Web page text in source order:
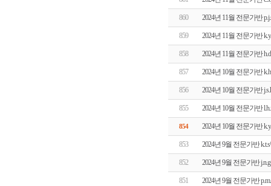
860 2024년 11월 전문가반
859 2024년 11월 전문가반
858 2024년 11월 전문가반
857 2024년 10월 전문가반
856 2024년 10월 전문가반
855 2024년 10월 전문가반
854 2024년 10월 전문가반
853 2024년 9월 전문가반
852 2024년 9월 전문가반
851 2024년 9월 전문가반